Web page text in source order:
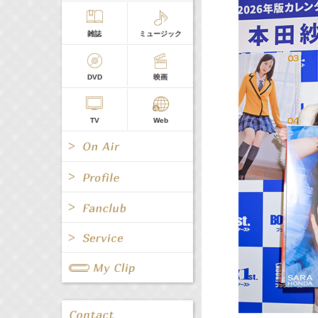
雑誌 ミュージック
DVD 映画
TV Web
Radio
All 女優/タレント
グループ
キャスター/レポーター
All Fanclub Page
All 関連事業